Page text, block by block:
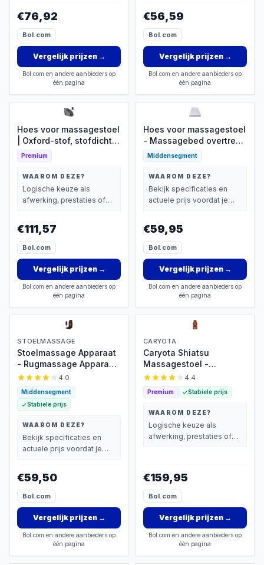
€76,92
Bol.com
Vergelijk prijzen→
Bol.com en andere aanbieders op
één pagina
€56,59
Bol.com
Vergelijk prijzen→
Bol.com en andere aanbieders op
één pagina
Hoes voor massagestoel
| Oxford-stof, stofdichte
hoes - krasbestendige
met rits - voor meubels,
kantoor, thuis, spa,
kamer, slaapkamer,
lounge, kliniek
Premium
WAAROM DEZE?
Logische keuze als
afwerking, prestaties of
€111,57
Bol.com
Vergelijk prijzen→
Bol.com en andere aanbieders op
één pagina
Hoes voor massagestoel
- Massagebed overtrek -
Wellness en spa - Anti-
slip oppervlak - 80 x 190
cm - Zoals afgebeeld
Middensegment
WAAROM DEZE?
Bekijk specificaties en
actuele prijs voordat je
€59,95
Bol.com
Vergelijk prijzen→
Bol.com en andere aanbieders op
één pagina
STOELMASSAGE
Stoelmassage Apparaat
- Rugmassage Apparaat
- Rugmassage Stoel -
Infrarood Verwarming -
Massage -
Pijnbestrijding
4.0
Middensegment
Stabiele prijs
WAAROM DEZE?
Bekijk specificaties en
actuele prijs voordat je
€59,50
Bol.com
Vergelijk prijzen→
Bol.com en andere aanbieders op
één pagina
CARYOTA
Caryota Shiatsu
Massagestoel -
Massage Apparaat -
Massagekussen met
Infrarood Warmte - 2-
delig - Been
4.4
Premium Stabiele prijs
WAAROM DEZE?
Logische keuze als
afwerking, prestaties of
€159,95
Bol.com
Vergelijk prijzen→
Bol.com en andere aanbieders op
één pagina